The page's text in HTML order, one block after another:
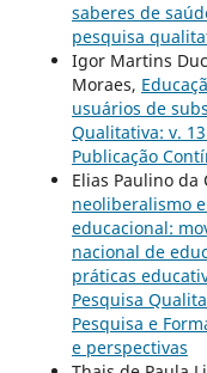
saberes de
pesquisa
Igor Martins
Moraes,
usuários de
Qualitativa: v.
Publicação
Elias Paulino da
neoliberalismo
educacional:
nacional de
práticas
Pesquisa
Pesquisa e
e perspectivas